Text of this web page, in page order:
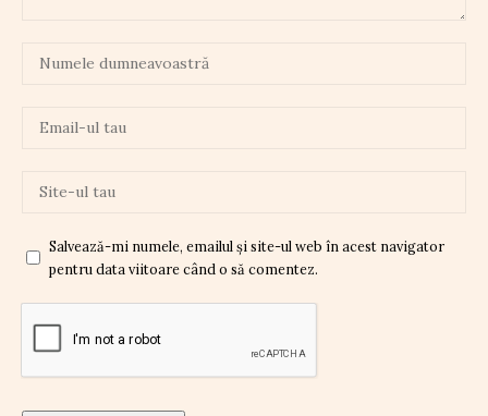
Salvează-mi numele, emailul și site-ul web în acest navigator
pentru data viitoare când o să comentez.